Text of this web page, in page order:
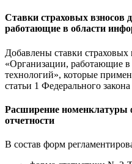
Ставки страховых взносов
работающие в области
Добавлены ставки страховых
«Организации, работающие
технологий», которые
статьи 1 Федерального
Расширение номенклатуры
отчетности
В состав форм